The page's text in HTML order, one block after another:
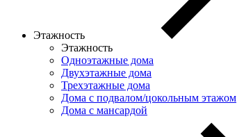
Этажность
Этажность
Одноэтажные дома
Двухэтажные дома
Трехэтажные дома
Дома с подвалом/цокольным этажом
Дома с мансардой